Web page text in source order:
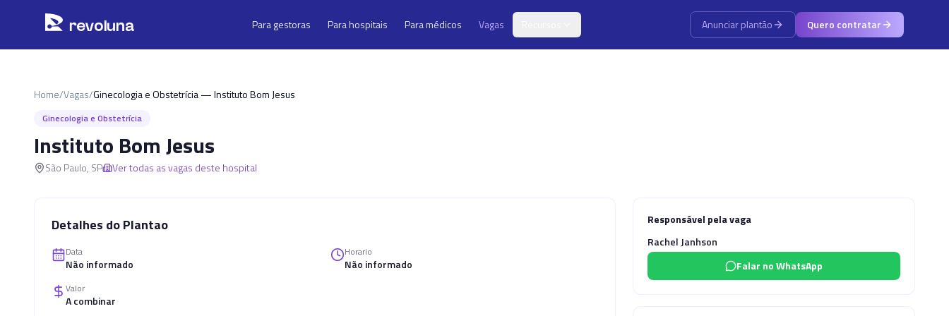
revoluna Para gestoras Para hospitais Para médicos Vagas Anunciar plantão Quero contratar
Home/Vagas/Ginecologia e Obstetrícia — Instituto Bom Jesus
Ginecologia e Obstetrícia
Instituto Bom Jesus
São Paulo, SP Ver todas as vagas deste hospital
Detalhes do Plantao
Data
Não informado
Horario
Não informado
Valor
A combinar
Responsável pela vaga
Rachel Janhson
Falar no WhatsApp